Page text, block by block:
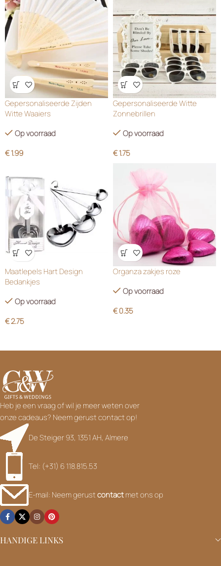
Wensenlijst
Gepersonaliseerde Zijden
Witte Waaiers
Op voorraad
€1.99
Wensenlijst
Gepersonaliseerde Witte
Zonnebrillen
Op voorraad
€1.75
Wensenlijst
Maatlepels Hart Design
Bedankjes
Op voorraad
€2.75
Wensenlijst
Organza zakjes roze
Op voorraad
€0.35
Heb je een vraag of wil je meer weten over
onze cadeaus? Neem gerust contact op!
De Steiger 93, 1351 AH, Almere
Tel: (+31) 6 118.815.53
E-mail: Neem gerustcontactmet ons op
HANDIGE LINKS